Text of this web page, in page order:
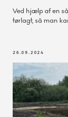
Ved hjælp af en
tørlagt, så man
26.09.2024